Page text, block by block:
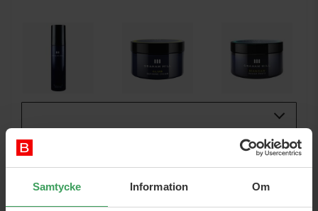
Samtycke Information Om
Gratis frakt- På ordre över 999 kr.
Se fraktpriser